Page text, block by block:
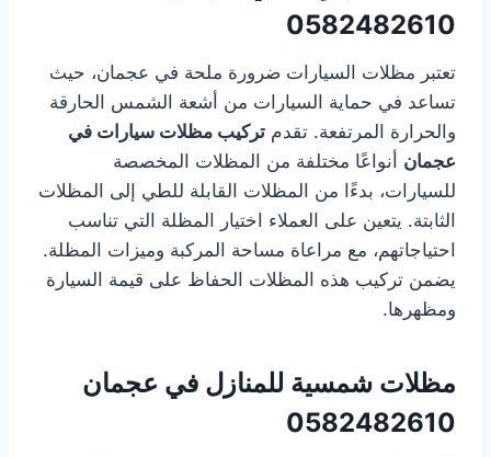
0582482610
تعتبر مظلات السيارات ضرورة ملحة في عجمان، حيث
تساعد في حماية السيارات من أشعة الشمس الحارقة
والحرارة المرتفعة. تقدم تركيب مظلات سيارات في
عجمان أنواعًا مختلفة من المظلات المخصصة
للسيارات، بدءًا من المظلات القابلة للطي إلى المظلات
الثابتة. يتعين على العملاء اختيار المظلة التي تناسب
احتياجاتهم، مع مراعاة مساحة المركبة وميزات المظلة.
يضمن تركيب هذه المظلات الحفاظ على قيمة السيارة
ومظهرها.
مظلات شمسية للمنازل في عجمان
0582482610